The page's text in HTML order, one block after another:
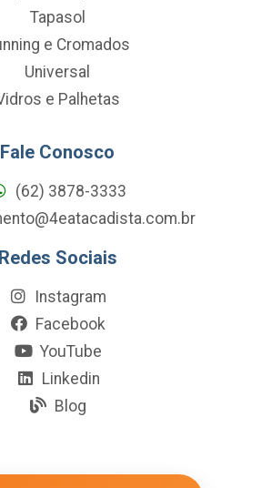
Tapasol
e Cromados
Universal
e Palhetas
Fale Conosco
(62) 3878-3333
Redes Sociais
Instagram
Facebook
YouTube
Linkedin
Blog